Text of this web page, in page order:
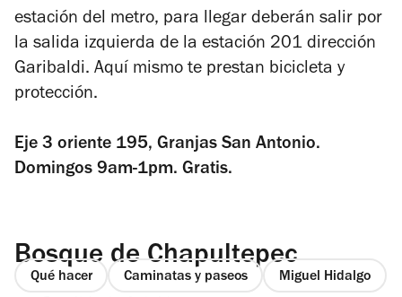
estación del metro, para llegar deberán salir por
la salida izquierda de la estación 201 dirección
Garibaldi. Aquí mismo te prestan bicicleta y
protección.
Eje 3 oriente 195, Granjas San Antonio.
Domingos 9am-1pm. Gratis.
Bosque de Chapultepec
Qué hacer Caminatas y paseos Miguel Hidalgo